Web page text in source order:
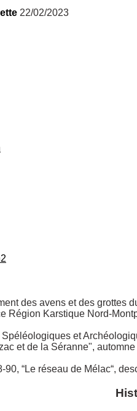
22/02/2023
des avens et des grottes
Région Karstique Nord-
et
et de la Séranne", automne
90, “Le réseau de Mélac“,